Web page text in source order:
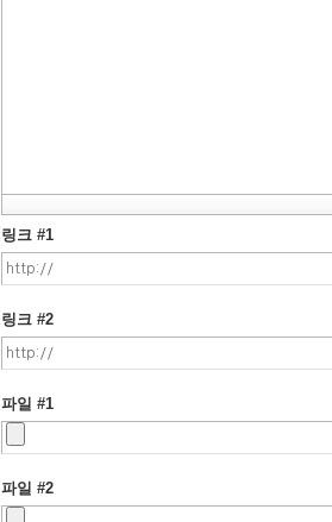
링크 #1
링크 #2
파일 #1
파일 #2